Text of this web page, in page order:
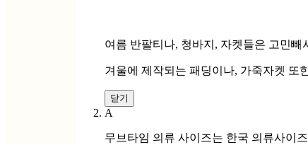
여름 반팔티나, 청바지, 자켓들은 고민빼
겨울에 제작되는 패딩이나, 가죽자켓 또
닫기
A
무브타임 의류 사이즈는 한국 의류사이